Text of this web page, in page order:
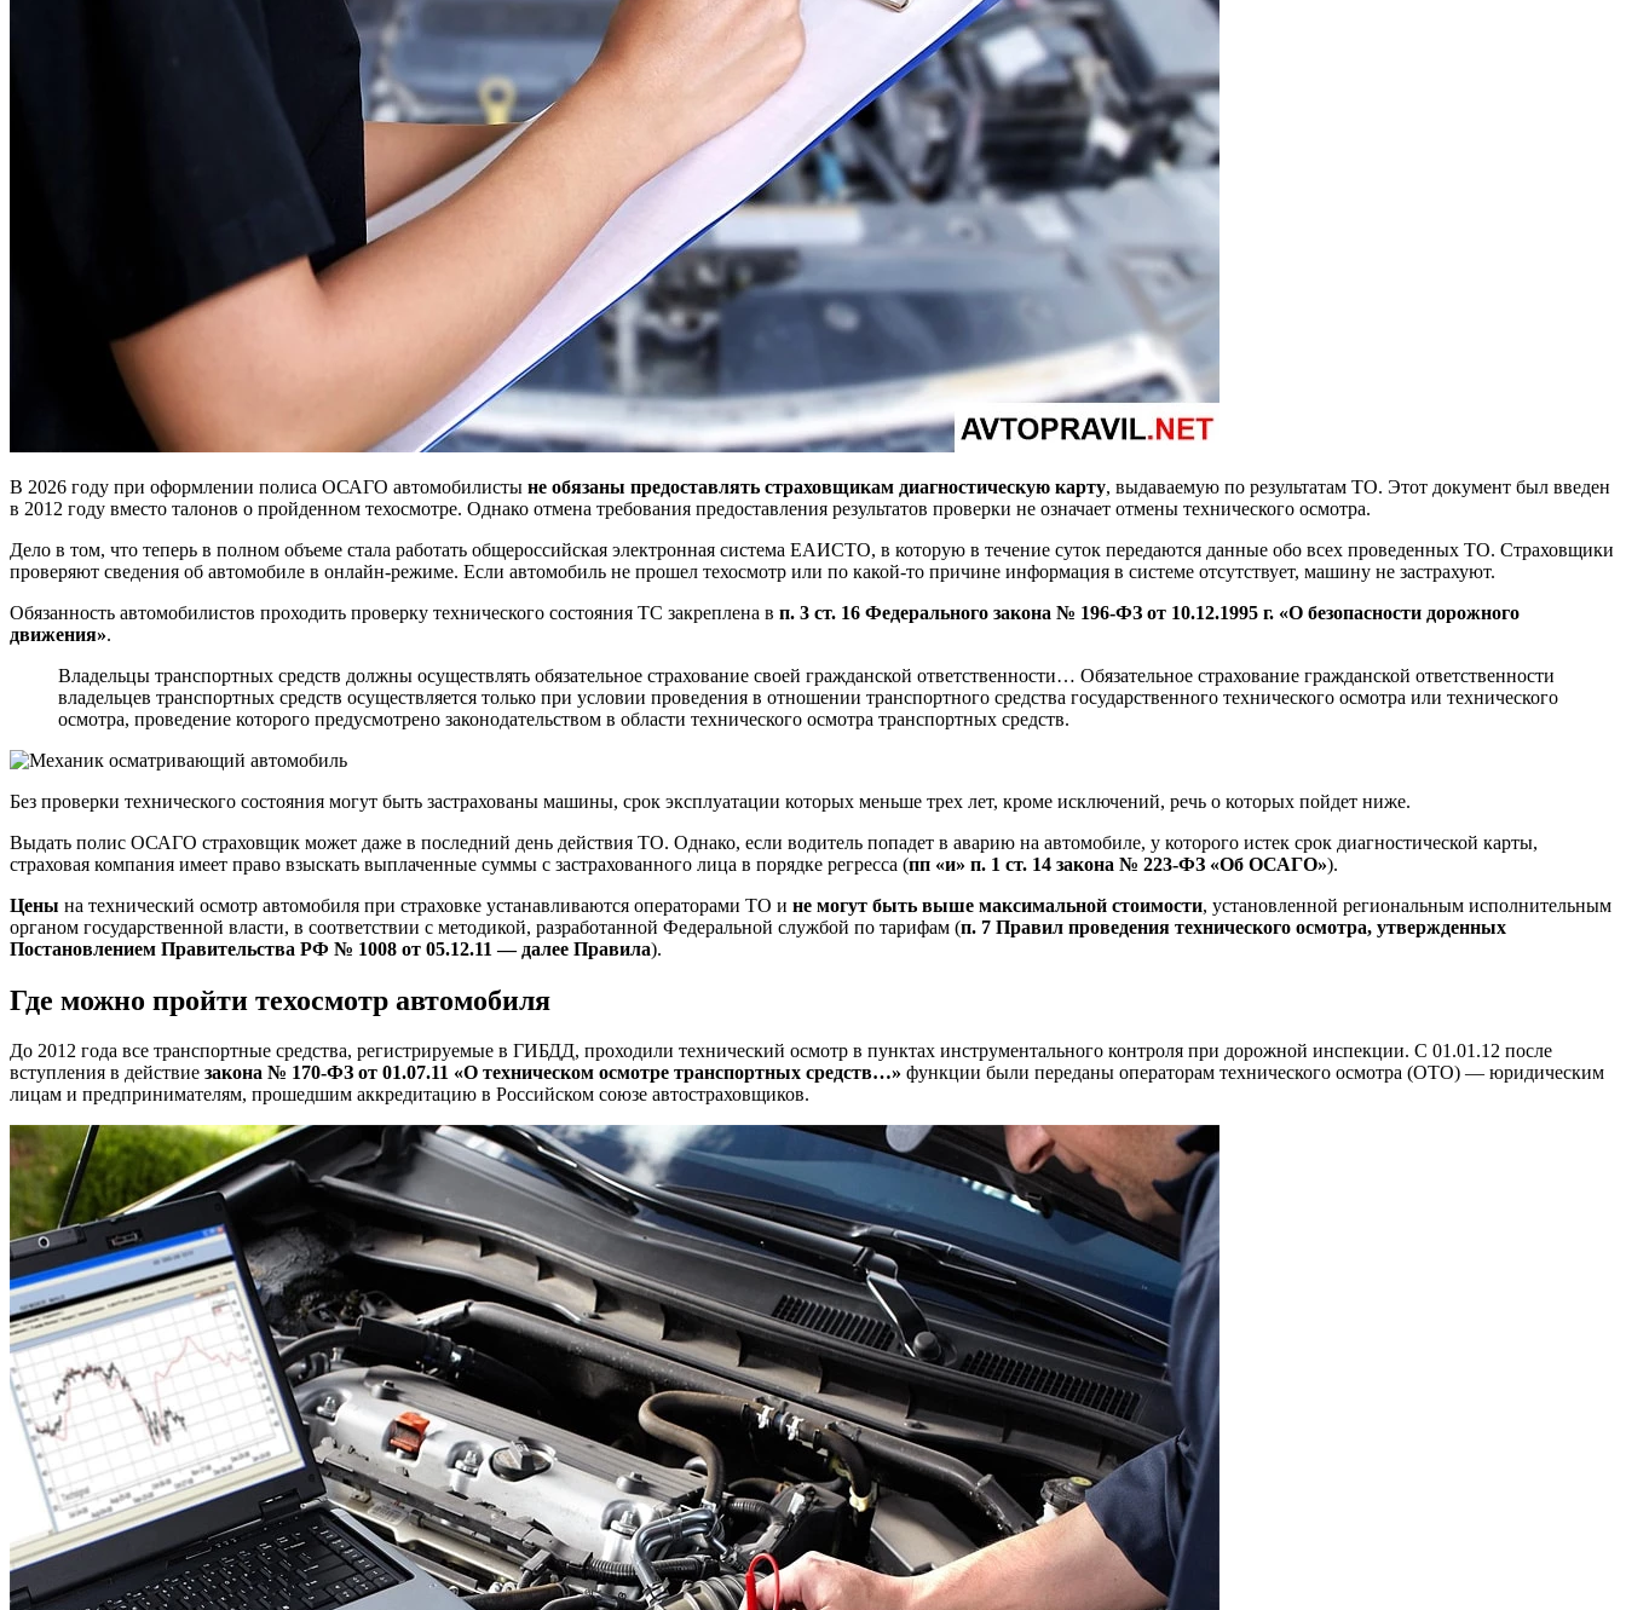
В 2026 году при оформлении полиса ОСАГО автомобилисты не обязаны предоставлять страховщикам диагностическую карту, выдаваемую по результатам ТО. Этот документ был введен
в 2012 году вместо талонов о пройденном техосмотре. Однако отмена требования предоставления результатов проверки не означает отмены технического осмотра.
Дело в том, что теперь в полном объеме стала работать общероссийская электронная система ЕАИСТО, в которую в течение суток передаются данные обо всех проведенных ТО. Страховщики
проверяют сведения об автомобиле в онлайн-режиме. Если автомобиль не прошел техосмотр или по какой-то причине информация в системе отсутствует, машину не застрахуют.
Обязанность автомобилистов проходить проверку технического состояния ТС закреплена в п. 3 ст. 16 Федерального закона № 196-ФЗ от 10.12.1995 г. «О безопасности дорожного
движения».
Владельцы транспортных средств должны осуществлять обязательное страхование своей гражданской ответственности… Обязательное страхование гражданской ответственности
владельцев транспортных средств осуществляется только при условии проведения в отношении транспортного средства государственного технического осмотра или технического
осмотра, проведение которого предусмотрено законодательством в области технического осмотра транспортных средств.
Без проверки технического состояния могут быть застрахованы машины, срок эксплуатации которых меньше трех лет, кроме исключений, речь о которых пойдет ниже.
Выдать полис ОСАГО страховщик может даже в последний день действия ТО. Однако, если водитель попадет в аварию на автомобиле, у которого истек срок диагностической карты,
страховая компания имеет право взыскать выплаченные суммы с застрахованного лица в порядке регресса (пп «и» п. 1 ст. 14 закона № 223-ФЗ «Об ОСАГО»).
Цены на технический осмотр автомобиля при страховке устанавливаются операторами ТО и не могут быть выше максимальной стоимости, установленной региональным исполнительным
органом государственной власти, в соответствии с методикой, разработанной Федеральной службой по тарифам (п. 7 Правил проведения технического осмотра, утвержденных
Постановлением Правительства РФ № 1008 от 05.12.11 — далее Правила).
Где можно пройти техосмотр автомобиля
До 2012 года все транспортные средства, регистрируемые в ГИБДД, проходили технический осмотр в пунктах инструментального контроля при дорожной инспекции. С 01.01.12 после
вступления в действие закона № 170-ФЗ от 01.07.11 «О техническом осмотре транспортных средств…» функции были переданы операторам технического осмотра (ОТО) — юридическим
лицам и предпринимателям, прошедшим аккредитацию в Российском союзе автостраховщиков.